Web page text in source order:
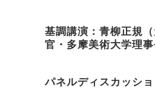
基調講演：青柳正規
官・多摩美術大学理事
パネルディスカッショ